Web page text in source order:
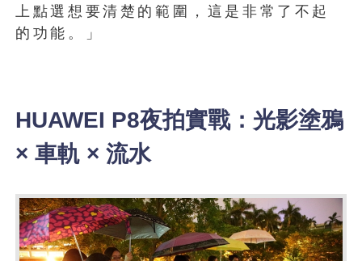
上點選想要清楚的範圍，這是非常了不起
的功能。」
HUAWEI P8夜拍實戰：光影塗鴉
× 車軌 × 流水